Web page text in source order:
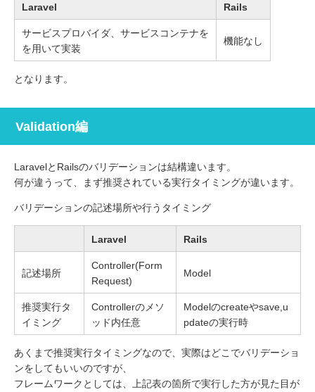
Laravel Rails
サービスプロバイダ、サービスコンテナを
を用いて実装
機能なし
となります。
Validation編
LaravelとRailsのバリデーションは結構違います。
何が違うって、まず推奨されている実行タイミングが違います。
バリデーションの記述場所や行うタイミング
Laravel Rails
記述場所
Controller(Form
Request)
Model
推奨実行タ
イミング
Controllerのメソ
ッド内任意
Modelのcreateやsave,u
pdateの実行時
あくまで推奨実行タイミングなので、実際はどこでバリデーショ
ンをしてもいいのですが、
フレームワークとしては、上記表の箇所で実行した方が見た目が